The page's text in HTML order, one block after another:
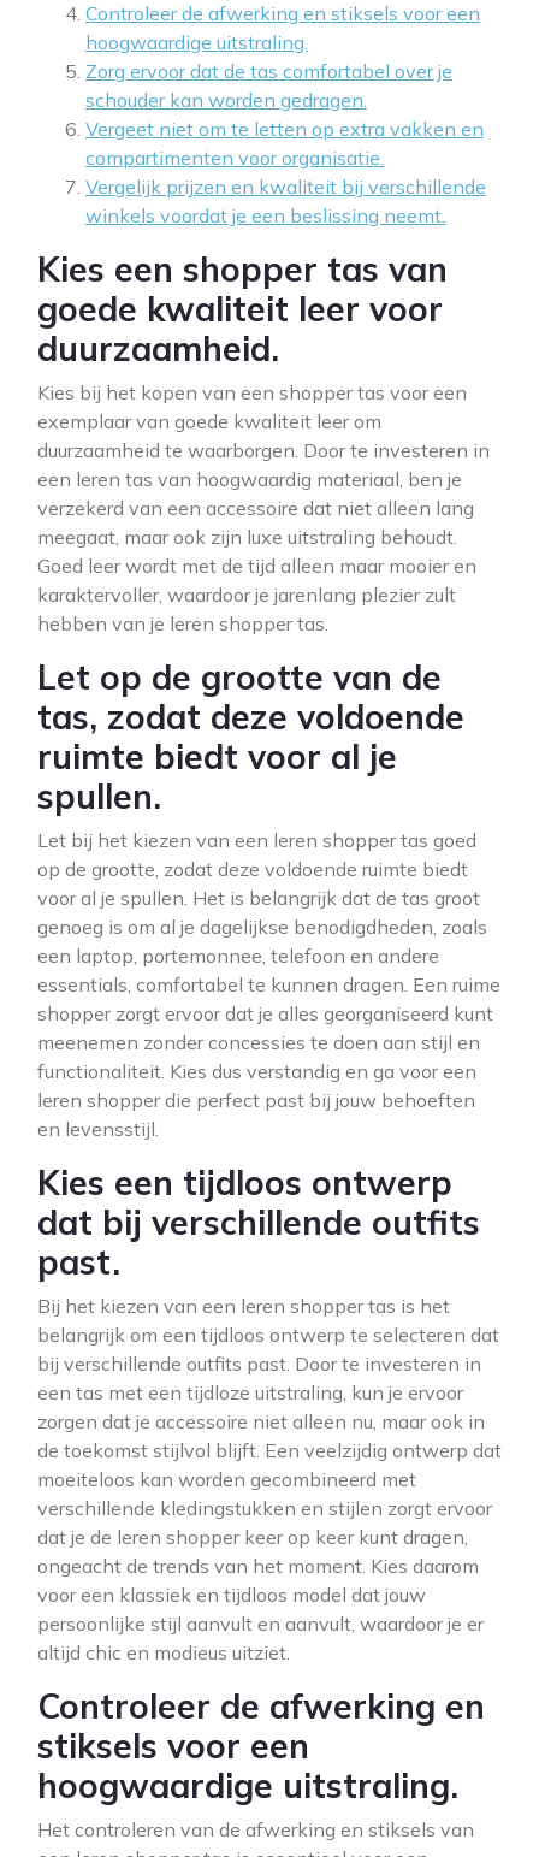
Controleer de afwerking en stiksels voor een
hoogwaardige uitstraling.
Zorg ervoor dat de tas comfortabel over je
schouder kan worden gedragen.
Vergeet niet om te letten op extra vakken en
compartimenten voor organisatie.
Vergelijk prijzen en kwaliteit bij verschillende
winkels voordat je een beslissing neemt.
Kies een shopper tas van
goede kwaliteit leer voor
duurzaamheid.
Kies bij het kopen van een shopper tas voor een
exemplaar van goede kwaliteit leer om
duurzaamheid te waarborgen. Door te investeren in
een leren tas van hoogwaardig materiaal, ben je
verzekerd van een accessoire dat niet alleen lang
meegaat, maar ook zijn luxe uitstraling behoudt.
Goed leer wordt met de tijd alleen maar mooier en
karaktervoller, waardoor je jarenlang plezier zult
hebben van je leren shopper tas.
Let op de grootte van de
tas, zodat deze voldoende
ruimte biedt voor al je
spullen.
Let bij het kiezen van een leren shopper tas goed
op de grootte, zodat deze voldoende ruimte biedt
voor al je spullen. Het is belangrijk dat de tas groot
genoeg is om al je dagelijkse benodigdheden, zoals
een laptop, portemonnee, telefoon en andere
essentials, comfortabel te kunnen dragen. Een ruime
shopper zorgt ervoor dat je alles georganiseerd kunt
meenemen zonder concessies te doen aan stijl en
functionaliteit. Kies dus verstandig en ga voor een
leren shopper die perfect past bij jouw behoeften
en levensstijl.
Kies een tijdloos ontwerp
dat bij verschillende outfits
past.
Bij het kiezen van een leren shopper tas is het
belangrijk om een tijdloos ontwerp te selecteren dat
bij verschillende outfits past. Door te investeren in
een tas met een tijdloze uitstraling, kun je ervoor
zorgen dat je accessoire niet alleen nu, maar ook in
de toekomst stijlvol blijft. Een veelzijdig ontwerp dat
moeiteloos kan worden gecombineerd met
verschillende kledingstukken en stijlen zorgt ervoor
dat je de leren shopper keer op keer kunt dragen,
ongeacht de trends van het moment. Kies daarom
voor een klassiek en tijdloos model dat jouw
persoonlijke stijl aanvult en aanvult, waardoor je er
altijd chic en modieus uitziet.
Controleer de afwerking en
stiksels voor een
hoogwaardige uitstraling.
Het controleren van de afwerking en stiksels van